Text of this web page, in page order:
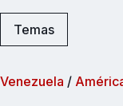
Temas
Venezuela /